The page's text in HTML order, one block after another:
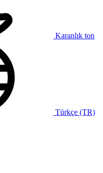
Karanlık ton
Türkçe (TR)